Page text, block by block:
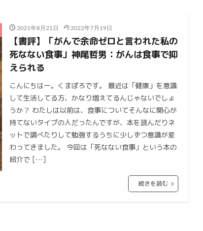
2021年8月21日 2022年7月19日
【書評】「がんで余命ゼロと言われた私の
死なない食事」神尾哲男：がんは食事で抑
えられる
こんにちはー。くまぽろです。 最近は「健康」を意識
して生活してる方、かなり増えてるんじゃないでしょ
うか？ わたしは以前は、食事についてそんなに関心が
持てないタイプの人だったんですが、本を読んだりネ
ットで調べたりして勉強するうちに少しずつ意識が変
わってきました。 今回は「死なない食事」という本の
紹介で […]
続きを読む